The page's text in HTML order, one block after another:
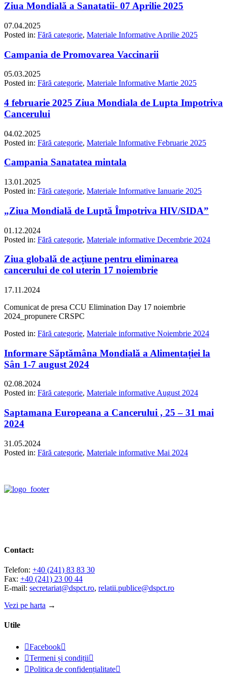
Ziua Mondială a Sanatatii- 07 Aprilie 2025
07.04.2025
Posted in: Fără categorie, Materiale Informative Aprilie 2025
Campania de Promovarea Vaccinarii
05.03.2025
Posted in: Fără categorie, Materiale Informative Martie 2025
4 februarie 2025 Ziua Mondiala de Lupta Impotriva
Cancerului
04.02.2025
Posted in: Fără categorie, Materiale Informative Februarie 2025
Campania Sanatatea mintala
13.01.2025
Posted in: Fără categorie, Materiale Informative Ianuarie 2025
„Ziua Mondială de Luptă Împotriva HIV/SIDA”
01.12.2024
Posted in: Fără categorie, Materiale informative Decembrie 2024
Ziua globală de acțiune pentru eliminarea
cancerului de col uterin 17 noiembrie
17.11.2024
Comunicat de presa CCU Elimination Day 17 noiembrie
2024_propunere CRSPC
Posted in: Fără categorie, Materiale informative Noiembrie 2024
Informare Săptămâna Mondială a Alimentației la
Sân 1-7 august 2024
02.08.2024
Posted in: Fără categorie, Materiale informative August 2024
Saptamana Europeana a Cancerului , 25 – 31 mai
2024
31.05.2024
Posted in: Fără categorie, Materiale informative Mai 2024
Contact:
Telefon: +40 (241) 83 83 30
Fax: +40 (241) 23 00 44
E-mail: secretariat@dspct.ro, relatii.publice@dspct.ro
Vezi pe harta →
Utile
Facebook
Termeni și condiții
Politica de confidențialitate